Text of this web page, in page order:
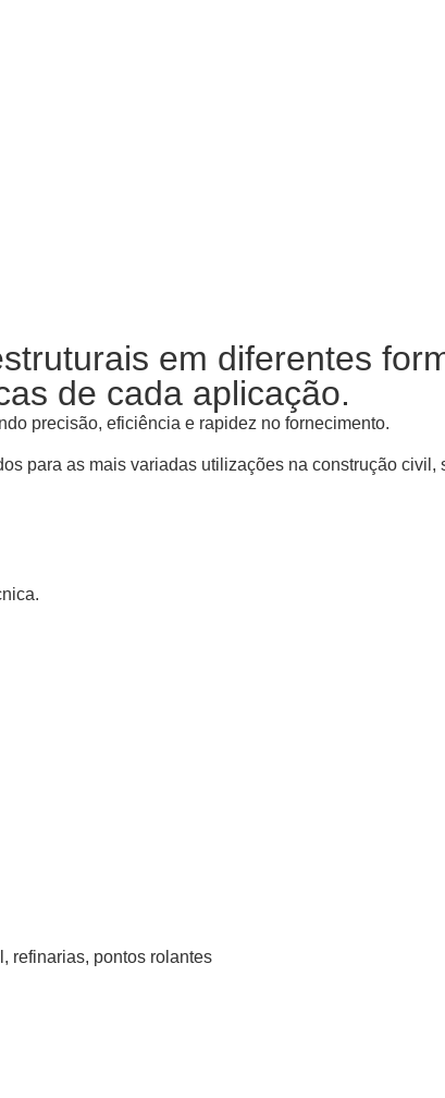
em diferentes
de cada aplicação.
precisão, eficiência e rapidez no fornecimento.
para as mais variadas utilizações na construção
refinarias, pontos rolantes